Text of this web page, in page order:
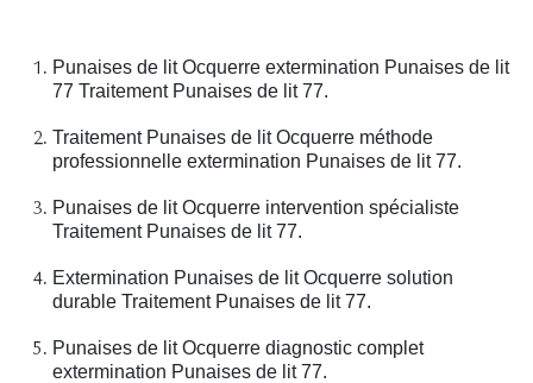
Punaises de lit Ocquerre extermination Punaises de lit
77 Traitement Punaises de lit 77.
Traitement Punaises de lit Ocquerre méthode
professionnelle extermination Punaises de lit 77.
Punaises de lit Ocquerre intervention spécialiste
Traitement Punaises de lit 77.
Extermination Punaises de lit Ocquerre solution
durable Traitement Punaises de lit 77.
Punaises de lit Ocquerre diagnostic complet
extermination Punaises de lit 77.